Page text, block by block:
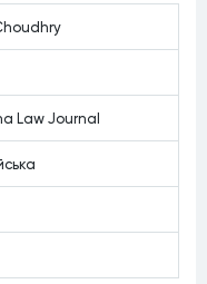
Law Journal